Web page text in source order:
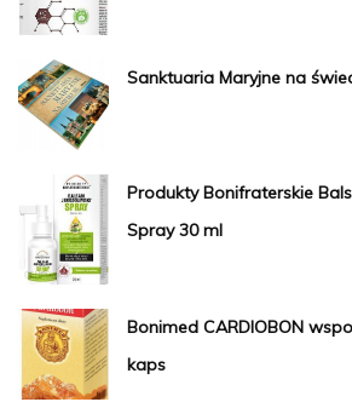
Sanktuaria Maryjne na
Produkty Bonifraterskie
Spray 30 ml
Bonimed CARDIOBON
kaps